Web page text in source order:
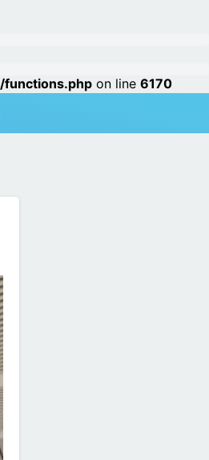
on line 6170